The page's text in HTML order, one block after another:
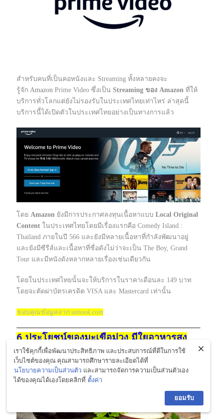
สำหรับคนที่เป็นคอหนังและ Streaming ทั้งหลายคงจะ
รู้จัก Amazon Prime Video ซึ่งเป็น Streaming ของ Amazon ที่ให้
บริการทั่วโลกแต่ยังไม่รองรับในประเทศไทยเท่าไหร่ ล่าสุดนี้
บริการนี้ได้เปิดตัวในประเทศไทยอย่างเป็นทางการแล้ว
โดย Amazon ยังมีการประกาศลงทุนเนื้อหาแบบ Local Original
Content ในประเทศไทยโดยมีเรื่องแรกคือ Comedy Island :
Thailand ภายในปี 566 และยังมีหลายเนื้อหาที่กำลังพัฒนาอยู่
และยังมีซีรีส์และเนื้อหาที่ชื่อดังไม่ว่าจะเป็น The Boy, Grand
Tour และมีหนังดังหลากหลายเรื่องเช่นเดียวกัน
โดยในประเทศไทยนั้นจะให้บริการในราคาเดือนละ 149 บาท
โดยจะตัดผ่าบัตรเครดิต VISA และ Mastercard เท่านั้น
ขอบคุณข้อมูลจาก sanook.com
6 ประโยชน์ของมะเขือม่วง มีใยอาหารสูง
ช่วยลดคอเลสเตอรอลในเลือดได้!
เราใช้คุกกี้เพื่อพัฒนาประสิทธิภาพ และประสบการณ์ที่ดีในการใช้
เว็บไซต์ของคุณ คุณสามารถศึกษารายละเอียดได้ที่
นโยบายความเป็นส่วนตัว และสามารถจัดการความเป็นส่วนตัวเอง
ได้ของคุณได้เองโดยคลิกที่ ตั้งค่า
ยอมรับ